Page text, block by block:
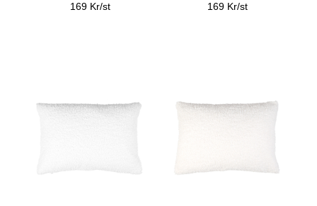
169 Kr/st 169 Kr/st